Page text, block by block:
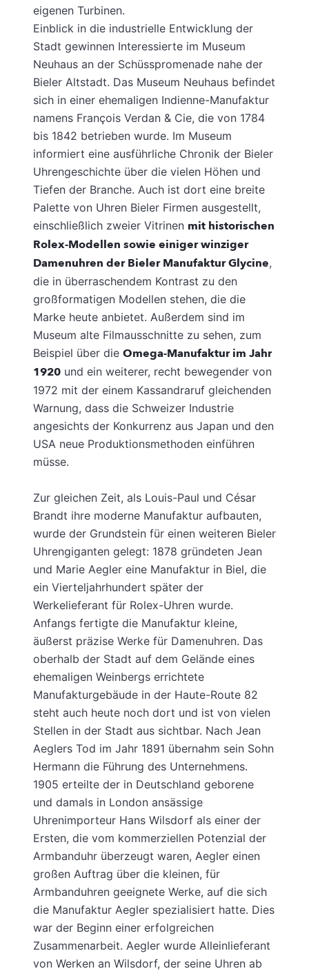
eigenen Turbinen.
Einblick in die industrielle Entwicklung der
Stadt gewinnen Interessierte im Museum
Neuhaus an der Schüsspromenade nahe der
Bieler Altstadt. Das Museum Neuhaus befindet
sich in einer ehemaligen Indienne-Manufaktur
namens François Verdan & Cie, die von 1784
bis 1842 betrieben wurde. Im Museum
informiert eine ausführliche Chronik der Bieler
Uhrengeschichte über die vielen Höhen und
Tiefen der Branche. Auch ist dort eine breite
Palette von Uhren Bieler Firmen ausgestellt,
einschließlich zweier Vitrinen mit historischen
Rolex-Modellen sowie einiger winziger
Damenuhren der Bieler Manufaktur Glycine,
die in überraschendem Kontrast zu den
großformatigen Modellen stehen, die die
Marke heute anbietet. Außerdem sind im
Museum alte Filmausschnitte zu sehen, zum
Beispiel über die Omega-Manufaktur im Jahr
1920 und ein weiterer, recht bewegender von
1972 mit der einem Kassandraruf gleichenden
Warnung, dass die Schweizer Industrie
angesichts der Konkurrenz aus Japan und den
USA neue Produktionsmethoden einführen
müsse.
Zur gleichen Zeit, als Louis-Paul und César
Brandt ihre moderne Manufaktur aufbauten,
wurde der Grundstein für einen weiteren Bieler
Uhrengiganten gelegt: 1878 gründeten Jean
und Marie Aegler eine Manufaktur in Biel, die
ein Vierteljahrhundert später der
Werkelieferant für Rolex-Uhren wurde.
Anfangs fertigte die Manufaktur kleine,
äußerst präzise Werke für Damenuhren. Das
oberhalb der Stadt auf dem Gelände eines
ehemaligen Weinbergs errichtete
Manufakturgebäude in der Haute-Route 82
steht auch heute noch dort und ist von vielen
Stellen in der Stadt aus sichtbar. Nach Jean
Aeglers Tod im Jahr 1891 übernahm sein Sohn
Hermann die Führung des Unternehmens.
1905 erteilte der in Deutschland geborene
und damals in London ansässige
Uhrenimporteur Hans Wilsdorf als einer der
Ersten, die vom kommerziellen Potenzial der
Armbanduhr überzeugt waren, Aegler einen
großen Auftrag über die kleinen, für
Armbanduhren geeignete Werke, auf die sich
die Manufaktur Aegler spezialisiert hatte. Dies
war der Beginn einer erfolgreichen
Zusammenarbeit. Aegler wurde Alleinlieferant
von Werken an Wilsdorf, der seine Uhren ab